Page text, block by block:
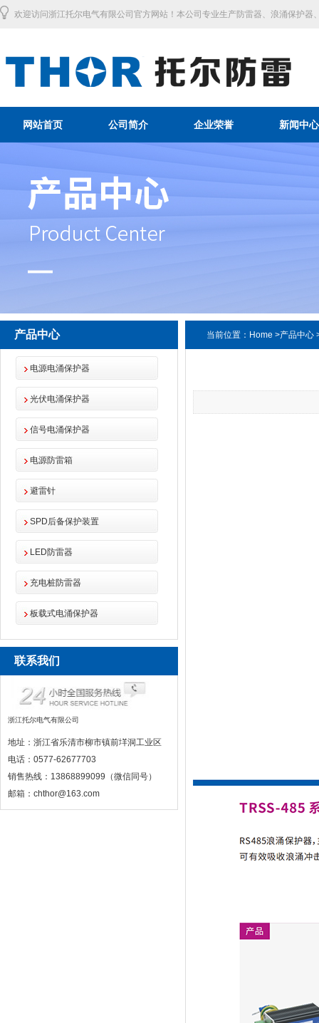
欢迎访问浙江托尔电气有限公司官方网站！本公司专业生产防雷器、浪涌保护器
网站首页 公司简介 企业荣誉 新闻中心
产品中心
电源电涌保护器
光伏电涌保护器
信号电涌保护器
电源防雷箱
避雷针
SPD后备保护装置
LED防雷器
充电桩防雷器
板载式电涌保护器
联系我们
浙江托尔电气有限公司
地址：浙江省乐清市柳市镇前垟洞工业区
电话：0577-62677703
销售热线：13868899099（微信同号）
邮箱：chthor@163.com
当前位置： Home >产品中心